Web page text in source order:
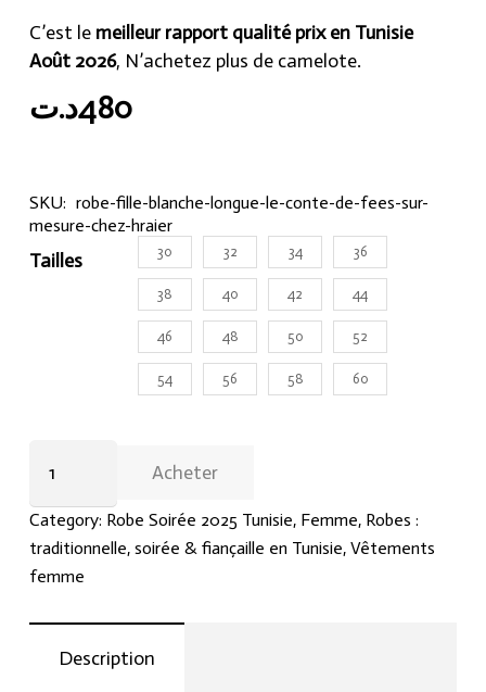
C’est le meilleur rapport qualité prix en Tunisie
Août 2026, N’achetez plus de camelote.
480د.ت
SKU: robe-fille-blanche-longue-le-conte-de-fees-sur-
mesure-chez-hraier
Tailles 30 32 34 36
38 40 42 44
46 48 50 52
54 56 58 60
Fille
Blanche
Longue
:
Conte
Acheter
Category: Robe Soirée 2025 Tunisie, Femme, Robes :
traditionnelle, soirée & fiançaille en Tunisie, Vêtements
femme
Description